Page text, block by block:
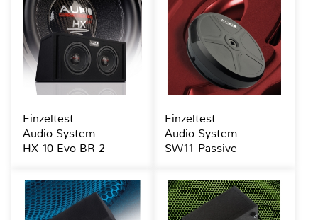
Einzeltest
Audio System
HX 10 Evo BR-2
Einzeltest
Audio System
SW11 Passive